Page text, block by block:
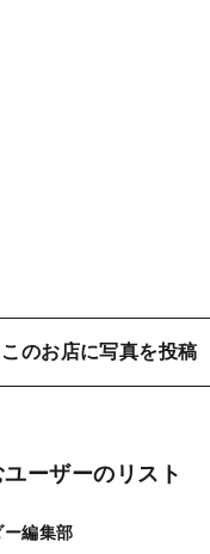
このお店に写真を投稿
ーザーのリスト
編集部